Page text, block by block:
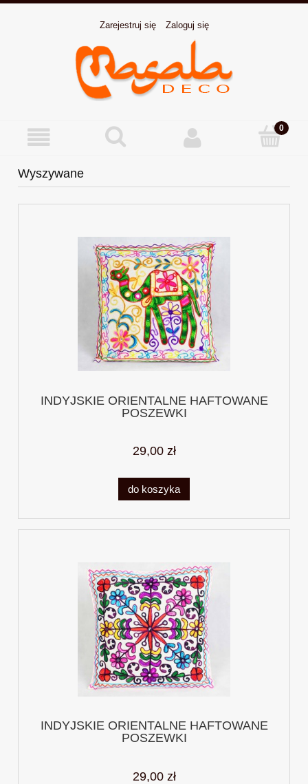
Zarejestruj się Zaloguj się
Wyszywane
INDYJSKIE ORIENTALNE HAFTOWANE
POSZEWKI
29,00 zł
do koszyka
INDYJSKIE ORIENTALNE HAFTOWANE
POSZEWKI
29,00 zł